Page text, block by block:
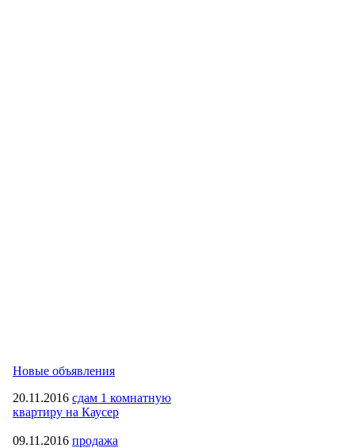
Новые объявления
20.11.2016 сдам 1 комнатную
квартиру на Каусер
09.11.2016 продажа